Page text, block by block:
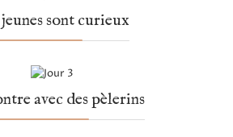
sont curieux
avec des pèlerins